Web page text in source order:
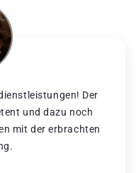
Der
und dazu noch
mit der erbrachten